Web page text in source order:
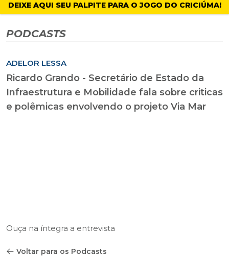
DEIXE AQUI SEU PALPITE PARA O JOGO DO CRICIÚMA!
PODCASTS
ADELOR LESSA
Ricardo Grando - Secretário de Estado da
Infraestrutura e Mobilidade fala sobre criticas
e polêmicas envolvendo o projeto Via Mar
Ouça na íntegra a entrevista
Voltar para os Podcasts